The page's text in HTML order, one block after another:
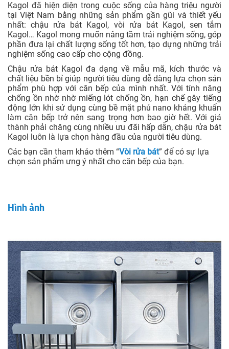
Kagol đã hiện diện trong cuộc sống của hàng triệu người
tại Việt Nam bằng những sản phẩm gần gũi và thiết yếu
nhất: chậu rửa bát Kagol, vòi rửa bát Kagol, sen tắm
Kagol… Kagol mong muốn nâng tầm trải nghiệm sống, góp
phần đưa lại chất lượng sống tốt hơn, tạo dựng những trải
nghiệm sống cao cấp cho cộng đồng.
Chậu rửa bát Kagol đa dạng về mẫu mã, kích thước và
chất liệu bền bỉ giúp người tiêu dùng dễ dàng lựa chọn sản
phẩm phù hợp với căn bếp của mình nhất. Với tính năng
chống ồn nhờ nhờ miếng lót chống ồn, hạn chế gây tiếng
động lớn khi sử dụng cùng bề mặt phủ nano kháng khuẩn
làm căn bếp trở nên sang trọng hơn bao giờ hết. Với giá
thành phải chăng cùng nhiều ưu đãi hấp dẫn, chậu rửa bát
Kagol luôn là lựa chọn hàng đầu của người tiêu dùng.
Các bạn cần tham khảo thêm “Vòi rửa bát” để có sự lựa
chọn sản phẩm ưng ý nhất cho căn bếp của bạn.
Hình ảnh